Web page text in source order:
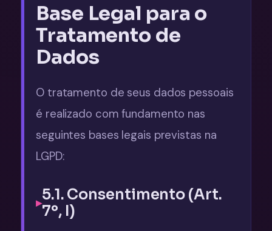
Base Legal para o
Tratamento de
Dados
O tratamento de seus dados pessoais
é realizado com fundamento nas
seguintes bases legais previstas na
LGPD:
5.1. Consentimento (Art.
7º, I)